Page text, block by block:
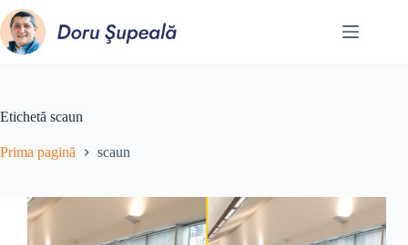
Sari
la
conținut
Etichetă scaun
Prima pagină scaun